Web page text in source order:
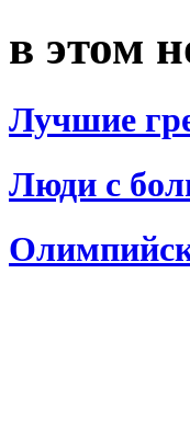
в этом
Лучшие
Люди с